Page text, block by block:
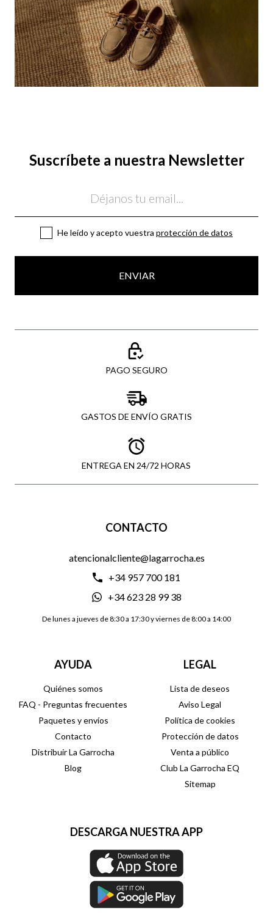
Suscríbete a nuestra Newsletter
He leído y acepto vuestra protección de datos
ENVIAR
PAGO SEGURO
GASTOS DE ENVÍO GRATIS
ENTREGA EN 24/72 HORAS
CONTACTO
atencionalcliente@lagarrocha.es
+34 957 700 181
+34 623 28 99 38
De lunes a jueves de 8:30 a 17:30 y viernes de 8:00 a 14:00
AYUDA
Quiénes somos
FAQ - Preguntas frecuentes
Paquetes y envíos
Contacto
Distribuir La Garrocha
Blog
LEGAL
Lista de deseos
Aviso Legal
Política de cookies
Protección de datos
Venta a público
Club La Garrocha EQ
Sitemap
DESCARGA NUESTRA APP